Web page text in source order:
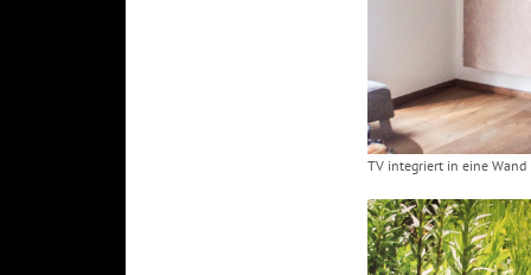
TV integriert in eine Wand